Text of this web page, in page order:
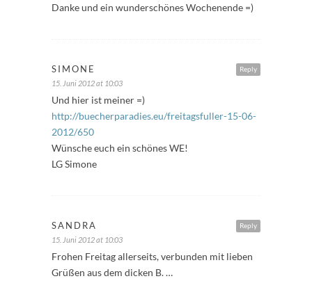
Danke und ein wunderschönes Wochenende =)
Reply
SIMONE
15. Juni 2012 at 10:03
Und hier ist meiner =)
http://buecherparadies.eu/freitagsfuller-15-06-
2012/650
Wünsche euch ein schönes WE!
LG Simone
Reply
SANDRA
15. Juni 2012 at 10:03
Frohen Freitag allerseits, verbunden mit lieben
Grüßen aus dem dicken B. …